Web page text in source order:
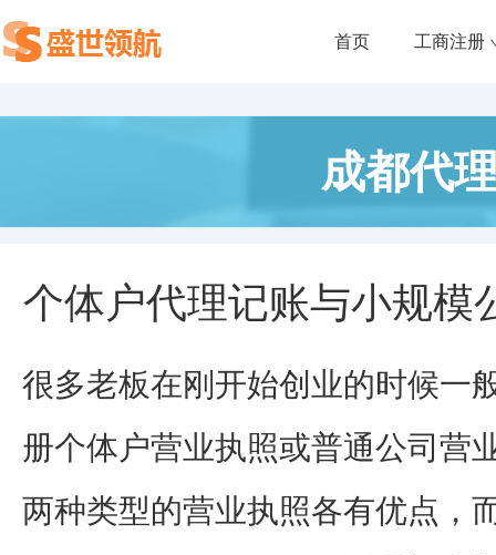
首页 工商注册
成都代
个体户代理记账与小规模
很多老板在刚开始创业的时候一
册个体户营业执照或普通公司营
两种类型的营业执照各有优点，